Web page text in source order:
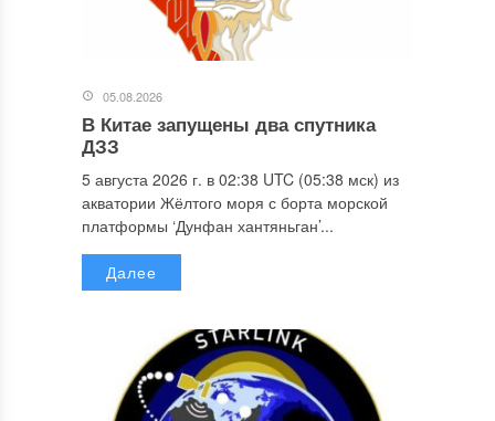
05.08.2026
В Китае запущены два спутника
ДЗЗ
5 августа 2026 г. в 02:38 UTC (05:38 мск) из
акватории Жёлтого моря с борта морской
платформы ‘Дунфан хантяньган’...
Далее